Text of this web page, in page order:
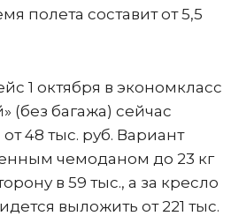
полета составит от 5,5
1 октября в экономкласс
(без багажа) сейчас
48 тыс. руб. Вариант
чемоданом до 23 кг
в 59 тыс., а за кресло
выложить от 221 тыс.